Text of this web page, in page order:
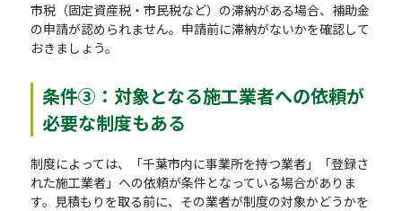
市税（固定資産税・市民税など）の滞納がある場合、補助金
の申請が認められません。申請前に滞納がないかを確認して
おきましょう。
条件③：対象となる施工業者への依頼が
必要な制度もある
制度によっては、「千葉市内に事業所を持つ業者」「登録さ
れた施工業者」への依頼が条件となっている場合がありま
す。見積もりを取る前に、その業者が制度の対象かどうかを